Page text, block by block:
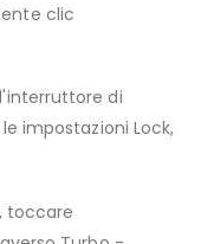
clic
di
impostazioni Lock,
toccare